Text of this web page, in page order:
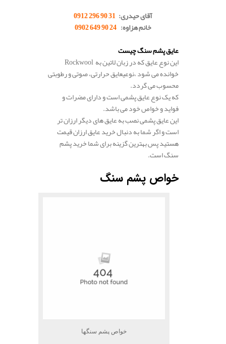
آقای حیدری: 31 90 296 0912
خانم هزاوه: 24 90 649 0902
عایق پشم سنگ چیست
این نوع عایق که در زبان لاتین بهRockwool
خوانده می شود ،نوعیعایق حرارتی، صوتی و رطوبتی
محسوب می گردد.
که یک نوع عایق پشمی است و دارای مضرات و
فواید و خواص خود می باشد.
این عایق پشمی نصب به عایق های دیگر ارزان تر
است و اگر شما به دنبال خرید عایق ارزان قیمت
هستید پس بهترین گزینه برای شما خرید پشم
سنگ است.
خواص پشم سنگ
خواص پشم سنگها